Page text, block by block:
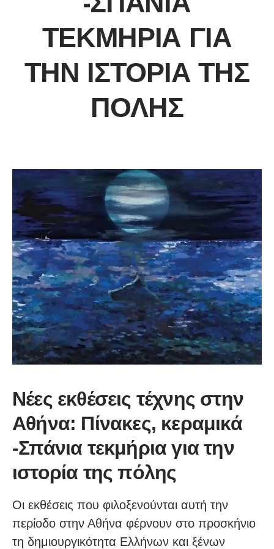
ΤΕΚΜΉΡΙΑ ΓΙΑ
ΤΗΝ ΙΣΤΟΡΊΑ ΤΗΣ
ΠΌΛΗΣ
Νέες εκθέσεις τέχνης στην
Αθήνα: Πίνακες, κεραμικά
-Σπάνια τεκμήρια για την
ιστορία της πόλης
Οι εκθέσεις που φιλοξενούνται αυτή την
περίοδο στην Αθήνα φέρνουν στο προσκήνιο
τη δημιουργικότητα Ελλήνων και ξένων